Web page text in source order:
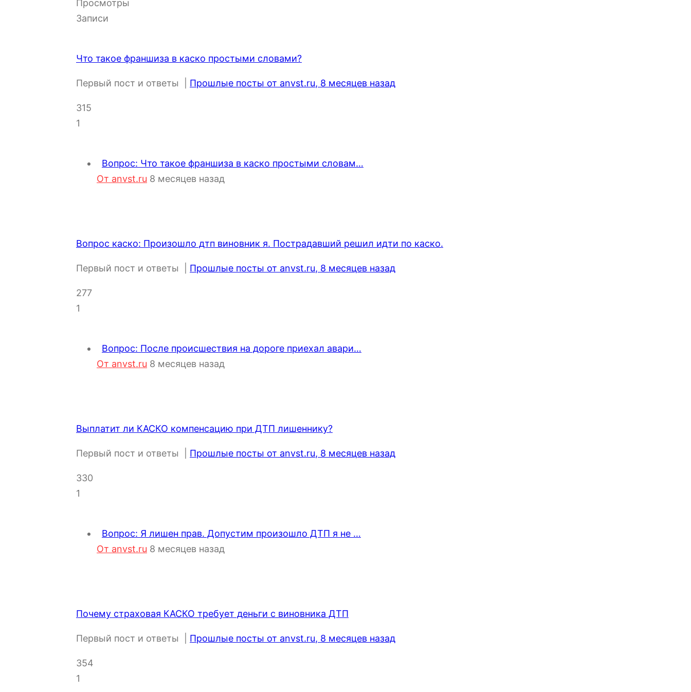
Просмотры
Записи
Что такое франшиза в каско простыми словами?
Первый пост и ответы Прошлые посты от anvst.ru, 8 месяцев назад
315
1
Вопрос: Что такое франшиза в каско простыми словам…
От anvst.ru 8 месяцев назад
Вопрос каско: Произошло дтп виновник я. Пострадавший решил идти по каско.
Первый пост и ответы Прошлые посты от anvst.ru, 8 месяцев назад
277
1
Вопрос: После происшествия на дороге приехал авари…
От anvst.ru 8 месяцев назад
Выплатит ли КАСКО компенсацию при ДТП лишеннику?
Первый пост и ответы Прошлые посты от anvst.ru, 8 месяцев назад
330
1
Вопрос: Я лишен прав. Допустим произошло ДТП я не …
От anvst.ru 8 месяцев назад
Почему страховая КАСКО требует деньги с виновника ДТП
Первый пост и ответы Прошлые посты от anvst.ru, 8 месяцев назад
354
1